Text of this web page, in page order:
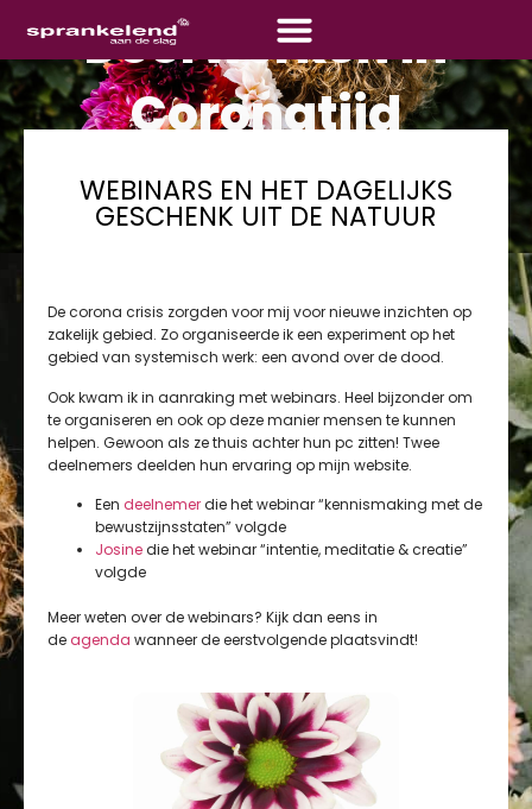
Doorwerken in
Coronatijd
Hennie van de Kar, tekstschrijfster, besloot om een eigen interview-
en-artikel-serie te schrijven naar aanleiding van de Corona crisis.
Voor deze serie interviewde zij een aantal ondernemers om te
WEBINARS EN HET DAGELIJKS
GESCHENK UIT DE NATUUR
De corona crisis zorgden voor mij voor nieuwe inzichten op
zakelijk gebied. Zo organiseerde ik een experiment op het
gebied van systemisch werk: een avond over de dood.
Ook kwam ik in aanraking met webinars. Heel bijzonder om
te organiseren en ook op deze manier mensen te kunnen
helpen. Gewoon als ze thuis achter hun pc zitten! Twee
deelnemers deelden hun ervaring op mijn website.
Een deelnemerdie het webinar “kennismaking met de
bewustzijnsstaten” volgde
Josinedie het webinar “intentie, meditatie & creatie”
volgde
Meer weten over de webinars? Kijk dan eens in
deagenda wanneer de eerstvolgende plaatsvindt!